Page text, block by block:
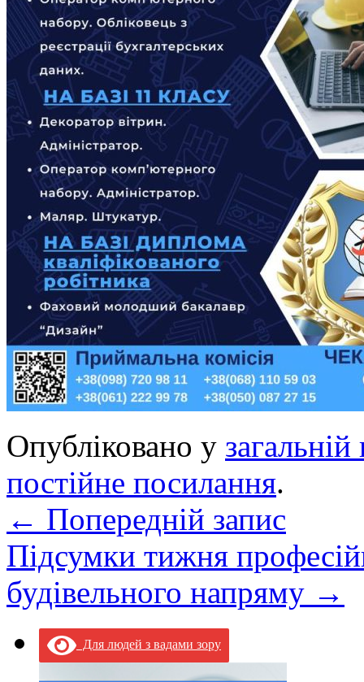
Опубліковано у загальній
постійне посилання.
← Попередній запис
Підсумки тижня
будівельного напряму →
Для людей з вадами зору